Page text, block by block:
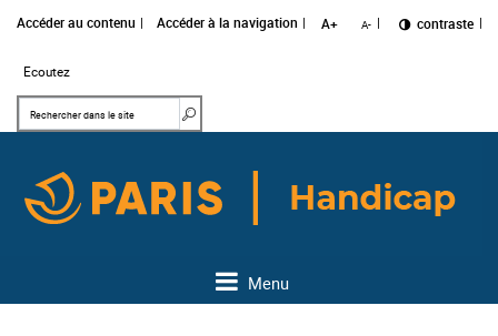
Accéder au contenu Accéder à la navigation A+ A- Changer le
contraste
Ecoutez
Mots clés
Menu